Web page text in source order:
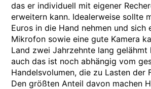
das er individuell mit eigener
erweitern kann. Idealerweise sollte
Euros in die Hand nehmen und sich
Mikrofon sowie eine gute Kamera
Land zwei Jahrzehnte lang gelähmt
auch das ist noch abhängig vom
Handelsvolumen, die zu Lasten der
Den größten Anteil davon machen